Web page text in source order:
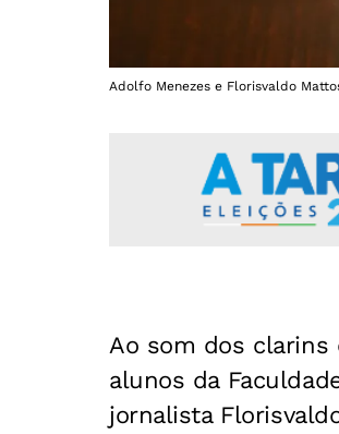
Adolfo Menezes e Florisvaldo
Ao som dos
alunos da
jornalista